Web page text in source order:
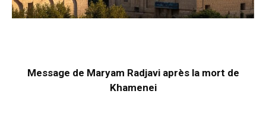
Message de Maryam Radjavi après la mort de
Khamenei